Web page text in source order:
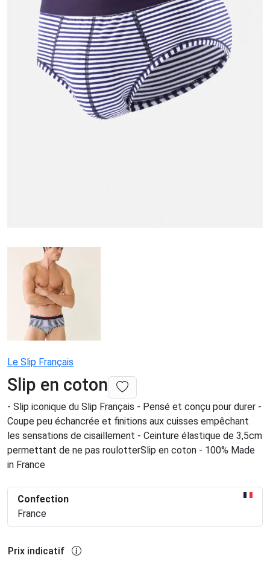
Le Slip Français
Slip en coton
- Slip iconique du Slip Français - Pensé et conçu pour durer -
Coupe peu échancrée et finitions aux cuisses empêchant
les sensations de cisaillement - Ceinture élastique de 3,5cm
permettant de ne pas roulotterSlip en coton - 100% Made
in France
Confection
France
Prix indicatif